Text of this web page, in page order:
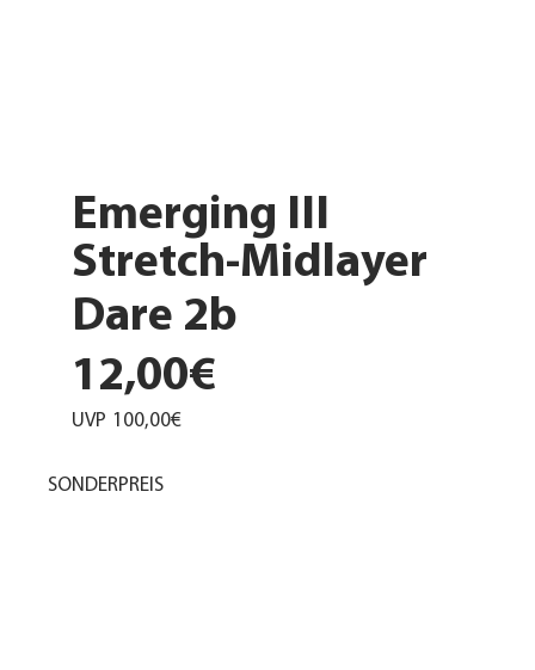
Emerging III
Stretch-Midlayer
Dare 2b
12,00€
UVP 100,00€
SONDERPREIS